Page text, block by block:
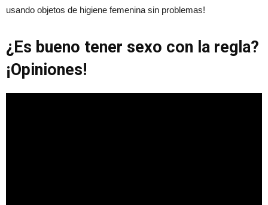
usando objetos de higiene femenina sin problemas!
¿Es bueno tener sexo con la regla?
¡Opiniones!